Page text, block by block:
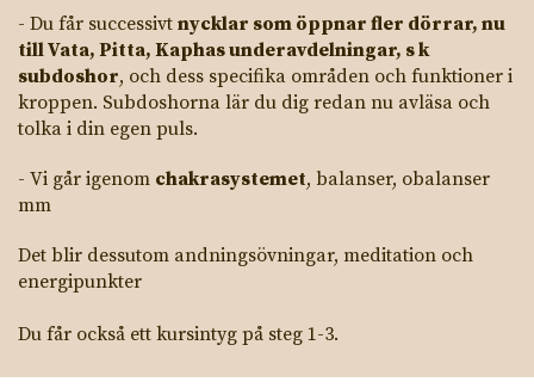
- Du får successivt nycklar som öppnar fler dörrar, nu
till Vata, Pitta, Kaphas underavdelningar, s k
subdoshor, och dess specifika områden och funktioner i
kroppen. Subdoshorna lär du dig redan nu avläsa och
tolka i din egen puls.
- Vi går igenom chakrasystemet, balanser, obalanser
mm
Det blir dessutom andningsövningar, meditation och
energipunkter
Du får också ett kursintyg på steg 1-3.